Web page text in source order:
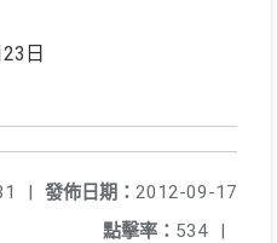
日
發佈日期： 2012-09-17
|
點擊率： 534 |